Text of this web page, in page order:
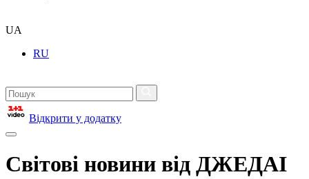
UA
RU
Відкрити у додатку
Світові новини від ДЖЕДАІ